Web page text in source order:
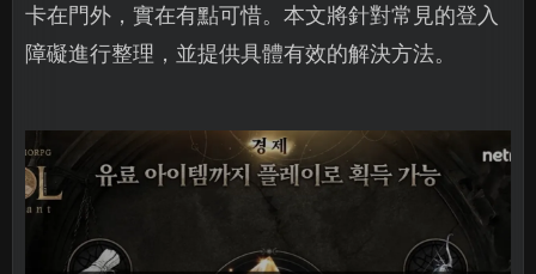
卡在門外，實在有點可惜。本文將針對常見的登入
障礙進行整理，並提供具體有效的解決方法。